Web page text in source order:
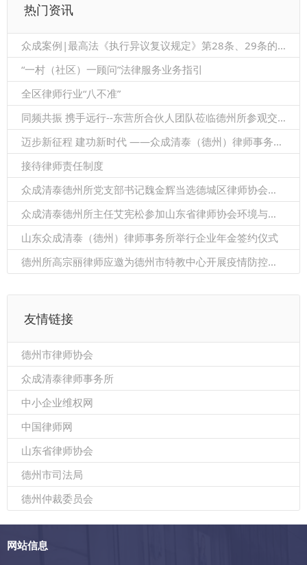
热门资讯
众成案例|最高法《执行异议复议规定》第28条、29条的关系
“一村（社区）一顾问”法律服务业务指引
全区律师行业“八不准”
同频共振 携手远行--东营所合伙人团队莅临德州所参观交流
迈步新征程 建功新时代 ——众成清泰（德州）律师事务所隆重召开2021年度总结暨表彰大会
接待律师责任制度
众成清泰德州所党支部书记魏金辉当选德城区律师协会第二届理事会会长
众成清泰德州所主任艾宪松参加山东省律师协会环境与资源保护法专业委员会2021年度会议暨双碳法律服务研讨会
山东众成清泰（德州）律师事务所举行企业年金签约仪式
德州所高宗丽律师应邀为德州市特教中心开展疫情防控知识讲座
友情链接
德州市律师协会
众成清泰律师事务所
中小企业维权网
中国律师网
山东省律师协会
德州市司法局
德州仲裁委员会
网站信息